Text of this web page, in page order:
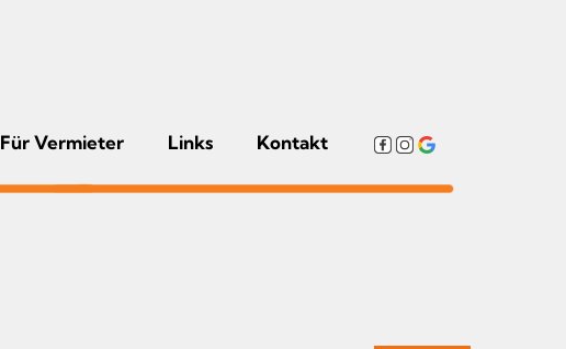
Für Vermieter Links Kontakt